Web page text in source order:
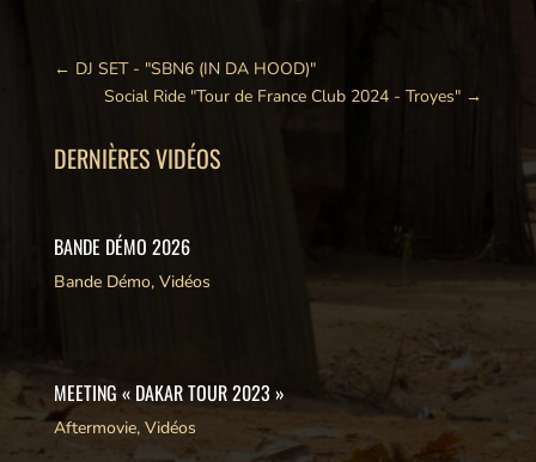
← DJ SET - "SBN6 (IN DA HOOD)"
Social Ride "Tour de France Club 2024 - Troyes" →
DERNIÈRES VIDÉOS
BANDE DÉMO 2026
Bande Démo, Vidéos
MEETING « DAKAR TOUR 2023 »
Aftermovie, Vidéos